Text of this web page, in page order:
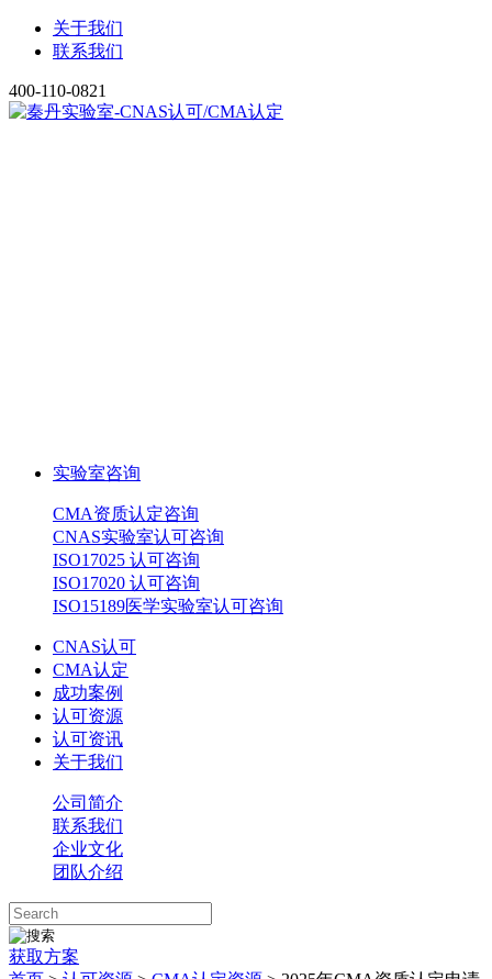
关于我们
联系我们
400-110-0821
实验室咨询
CMA资质认定咨询
CNAS实验室认可咨询
ISO17025 认可咨询
ISO17020 认可咨询
ISO15189医学实验室认可咨询
CNAS认可
CMA认定
成功案例
认可资源
认可资讯
关于我们
公司简介
联系我们
企业文化
团队介绍
获取方案